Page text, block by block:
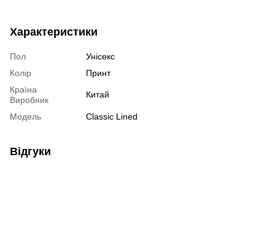
Характеристики
Пол
Унісекс
Колір
Принт
Країна
Виробник
Китай
Модель Classic Lined
Відгуки